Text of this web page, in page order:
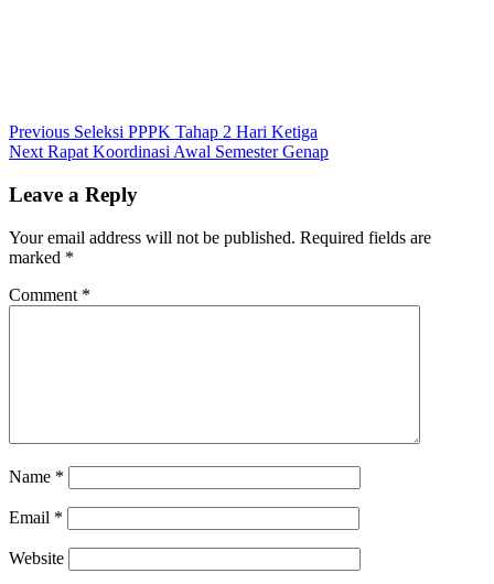
Post
navigation
Previous Previous
post:
Seleksi PPPK Tahap 2 Hari Ketiga
Next Next
Rapat Koordinasi Awal Semester Genap
Leave a Reply
Your email address will not be published. Required fields are
marked *
Comment *
Name *
Email *
Website